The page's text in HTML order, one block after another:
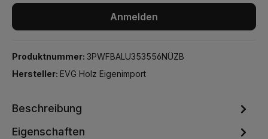
Anmelden
Produktnummer: 3PWFBALU353556NÜZB
Hersteller: EVG Holz Eigenimport
Beschreibung
Eigenschaften